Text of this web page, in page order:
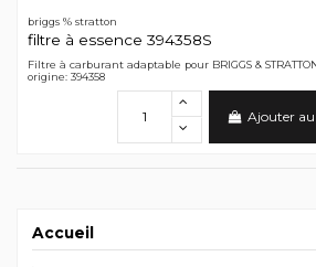
briggs % stratton
filtre à essence 394358S
Filtre à carburant adaptable pour BRIGGS &
origine: 394358
Ajouter
Accueil